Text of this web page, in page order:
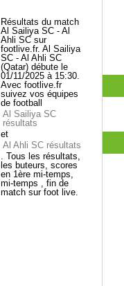
Résultats du match
Al Sailiya SC - Al
Ahli SC sur
footlive.fr. Al Sailiya
SC - Al Ahli SC
(Qatar) débute le
01/11/2025 à 15:30.
Avec footlive.fr
suivez vos équipes
de football
Al Sailiya SC
résultats
et
Al Ahli SC résultats
. Tous les résultats,
les buteurs, scores
en 1ère mi-temps,
mi-temps , fin de
match sur foot live.